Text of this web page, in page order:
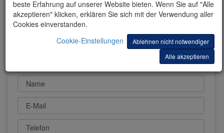
Name
E-Mail
Telefon
beste Erfahrung auf unserer Website bieten. Wenn Sie auf "Alle
akzeptieren" klicken, erklären Sie sich mit der Verwendung aller
Cookies einverstanden.
Cookie-Einstellungen
Ablehnen nicht notwendiger
Alle akzeptieren